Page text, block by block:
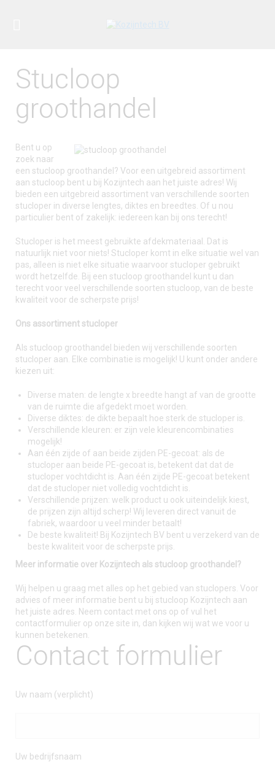
Stucloop
groothandel
Bent u op
zoek naar
een stucloop groothandel? Voor een uitgebreid assortiment
aan stucloop bent u bij Kozijntech aan het juiste adres! Wij
bieden een uitgebreid assortiment van verschillende soorten
stucloper in diverse lengtes, diktes en breedtes. Of u nou
particulier bent of zakelijk: iedereen kan bij ons terecht!
Stucloper is het meest gebruikte afdekmateriaal. Dat is
natuurlijk niet voor niets! Stucloper komt in elke situatie wel van
pas, alleen is niet elke situatie waarvoor stucloper gebruikt
wordt hetzelfde. Bij een stucloop groothandel kunt u dan
terecht voor veel verschillende soorten stucloop, van de beste
kwaliteit voor de scherpste prijs!
Ons assortiment stucloper
Als stucloop groothandel bieden wij verschillende soorten
stucloper aan. Elke combinatie is mogelijk! U kunt onder andere
kiezen uit:
Diverse maten: de lengte x breedte hangt af van de grootte
van de ruimte die afgedekt moet worden.
Diverse diktes: de dikte bepaalt hoe sterk de stucloper is.
Verschillende kleuren: er zijn vele kleurencombinaties
mogelijk!
Aan één zijde of aan beide zijden PE-gecoat: als de
stucloper aan beide PE-gecoat is, betekent dat dat de
stucloper vochtdicht is. Aan één zijde PE-gecoat betekent
dat de stucloper niet volledig vochtdicht is.
Verschillende prijzen: welk product u ook uiteindelijk kiest,
de prijzen zijn altijd scherp! Wij leveren direct vanuit de
fabriek, waardoor u veel minder betaalt!
De beste kwaliteit! Bij Kozijntech BV bent u verzekerd van de
beste kwaliteit voor de scherpste prijs.
Meer informatie over Kozijntech als stucloop groothandel?
Wij helpen u graag met alles op het gebied van stuclopers. Voor
advies of meer informatie bent u bij stucloop Kozijntech aan
het juiste adres. Neem contact met ons op of vul het
contactformulier op onze site in, dan kijken wij wat we voor u
kunnen betekenen.
Contact formulier
Uw naam (verplicht)
Uw bedrijfsnaam